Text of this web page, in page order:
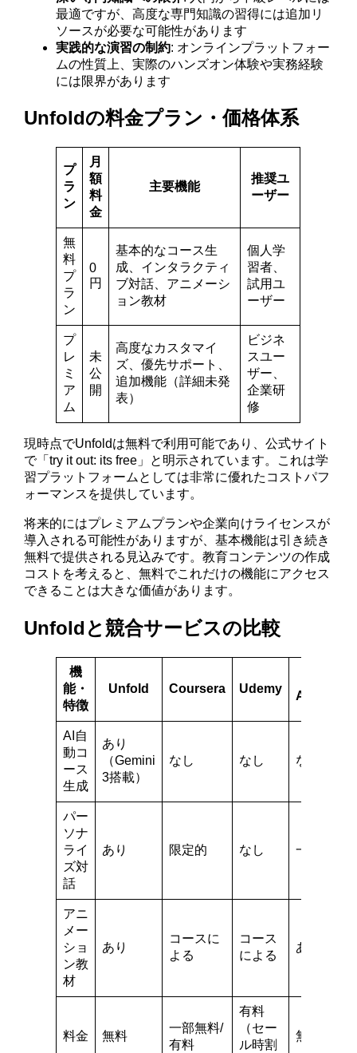
最適ですが、高度な専門知識の習得には追加リ
ソースが必要な可能性があります
実践的な演習の制約: オンラインプラットフォー
ムの性質上、実際のハンズオン体験や実務経験
には限界があります
Unfoldの料金プラン・価格体系
プ
ラ
ン
月
額
料
金
主要機能
推奨ユ
ーザー
無
料
プ
ラ
ン
0
円
基本的なコース生
成、インタラクティ
ブ対話、アニメーシ
ョン教材
個人学
習者、
試用ユ
ーザー
プ
レ
ミ
ア
ム
未
公
開
高度なカスタマイ
ズ、優先サポート、
追加機能（詳細未発
表）
ビジネ
スユー
ザー、
企業研
修
現時点でUnfoldは無料で利用可能であり、公式サイト
で「try it out: its free」と明示されています。これは学
習プラットフォームとしては非常に優れたコストパフ
ォーマンスを提供しています。
将来的にはプレミアムプランや企業向けライセンスが
導入される可能性がありますが、基本機能は引き続き
無料で提供される見込みです。教育コンテンツの作成
コストを考えると、無料でこれだけの機能にアクセス
できることは大きな価値があります。
Unfoldと競合サービスの比較
機
能・
特徴
Unfold Coursera Udemy
Academy
AI自
動コ
ース
生成
あり
（Gemini
3搭載）
なし なし なし
パー
ソナ
ライ
ズ対
話
あり 限定的 なし 一部あり
アニ
メー
ショ
ン教
材
あり
コースに
よる
コース
による
あり
料金 無料
一部無料/
有料
有料
（セー
ル時割
無料